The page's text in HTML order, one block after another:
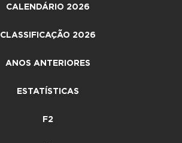
CALENDÁRIO 2026
CLASSIFICAÇÃO 2026
ANOS ANTERIORES
ESTATÍSTICAS
F2